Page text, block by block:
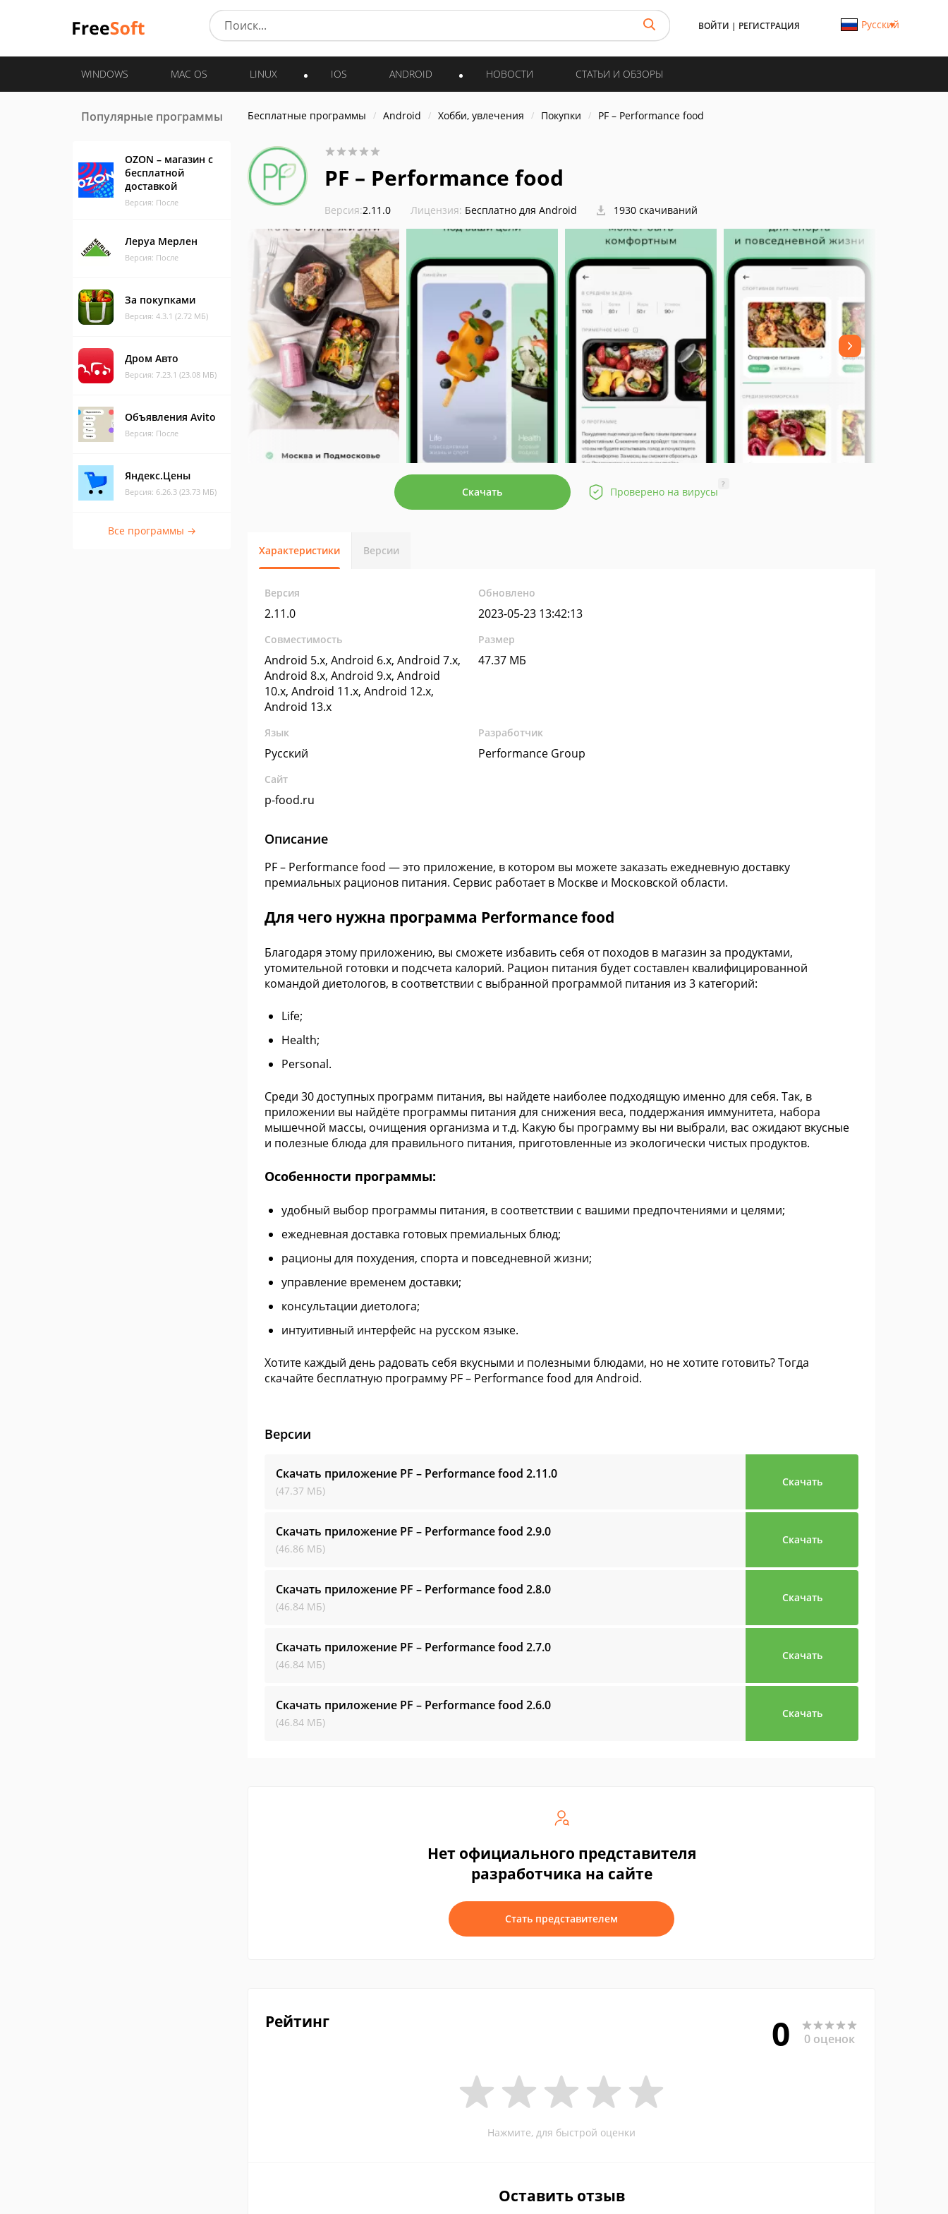
ВОЙТИ | РЕГИСТРАЦИЯ Русский
WINDOWS MAC OS LINUX IOS ANDROID НОВОСТИ СТАТЬИ И ОБЗОРЫ
Популярные программы
OZON – магазин с
бесплатной
доставкой
Версия: После
Леруа Мерлен
Версия: После
За покупками
Версия: 4.3.1 (2.72 МБ)
Дром Авто
Версия: 7.23.1 (23.08 МБ)
Объявления Avito
Версия: После
Яндекс.Цены
Версия: 6.26.3 (23.73 МБ)
Все программы →
Бесплатные программы Android Хобби, увлечения Покупки PF – Performance food
PF – Performance food
Версия:2.11.0 Лицензия: Бесплатно для Android 1930 скачиваний
Скачать Проверено на вирусы
?
Характеристики Версии
Версия
2.11.0
Обновлено
2023-05-23 13:42:13
Совместимость
Android 5.x, Android 6.x, Android 7.x,
Android 8.x, Android 9.x, Android
10.x, Android 11.x, Android 12.x,
Android 13.x
Размер
47.37 МБ
Язык
Русский
Разработчик
Performance Group
Сайт
p-food.ru
Описание
PF – Performance food — это приложение, в котором вы можете заказать ежедневную доставку
премиальных рационов питания. Сервис работает в Москве и Московской области.
Для чего нужна программа Performance food
Благодаря этому приложению, вы сможете избавить себя от походов в магазин за продуктами,
утомительной готовки и подсчета калорий. Рацион питания будет составлен квалифицированной
командой диетологов, в соответствии с выбранной программой питания из 3 категорий:
Life;
Health;
Personal.
Среди 30 доступных программ питания, вы найдете наиболее подходящую именно для себя. Так, в
приложении вы найдёте программы питания для снижения веса, поддержания иммунитета, набора
мышечной массы, очищения организма и т.д. Какую бы программу вы ни выбрали, вас ожидают вкусные
и полезные блюда для правильного питания, приготовленные из экологически чистых продуктов.
Особенности программы:
удобный выбор программы питания, в соответствии с вашими предпочтениями и целями;
ежедневная доставка готовых премиальных блюд;
рационы для похудения, спорта и повседневной жизни;
управление временем доставки;
консультации диетолога;
интуитивный интерфейс на русском языке.
Хотите каждый день радовать себя вкусными и полезными блюдами, но не хотите готовить? Тогда
скачайте бесплатную программу PF – Performance food для Android.
Версии
Скачать приложение PF – Performance food 2.11.0
(47.37 МБ)
Скачать
Скачать приложение PF – Performance food 2.9.0
(46.86 МБ)
Скачать
Скачать приложение PF – Performance food 2.8.0
(46.84 МБ)
Скачать
Скачать приложение PF – Performance food 2.7.0
(46.84 МБ)
Скачать
Скачать приложение PF – Performance food 2.6.0
(46.84 МБ)
Скачать
Нет официального представителя
разработчика на сайте
Стать представителем
Рейтинг 0 0 оценок
Нажмите, для быстрой оценки
Оставить отзыв